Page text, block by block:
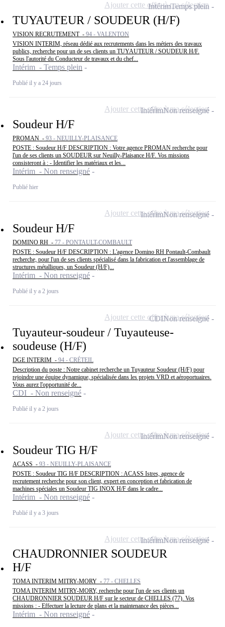
TUYAUTEUR / SOUDEUR (H/F)
VISION RECRUTEMENT - 94 - VALENTON
VISION INTERIM, réseau dédié aux recrutements dans les métiers des travaux
publics, recherche pour un de ses clients un TUYAUTEUR / SOUDEUR H/F.
Sous l'autorité du Conducteur de travaux et du chef...
Intérim - Temps plein
Publié il y a 24 jours
IntérimTemps plein
Ajouter cette offre à ma sélection
Soudeur H/F
PROMAN - 93 - NEUILLY-PLAISANCE
POSTE : Soudeur H/F DESCRIPTION : Votre agence PROMAN recherche pour
l'un de ses clients un SOUDEUR sur Neuilly-Plaisance H/F. Vos missions
consisteront à : - Identifier les matériaux et les...
Intérim - Non renseigné
Publié hier
IntérimNon renseigné
Ajouter cette offre à ma sélection
Soudeur H/F
DOMINO RH - 77 - PONTAULT-COMBAULT
POSTE : Soudeur H/F DESCRIPTION : L'agence Domino RH Pontault-Combault
recherche, pour l'un de ses clients spécialisé dans la fabrication et l'assemblage de
structures métalliques, un Soudeur (H/F)...
Intérim - Non renseigné
Publié il y a 2 jours
IntérimNon renseigné
Ajouter cette offre à ma sélection
Tuyauteur-soudeur / Tuyauteuse-
soudeuse (H/F)
DGE INTERIM - 94 - CRÉTEIL
Description du poste : Notre cabinet recherche un Tuyauteur Soudeur (H/F) pour
rejoindre une équipe dynamique, spécialisée dans les projets VRD et aéroportuaires.
Vous aurez l'opportunité de...
CDI - Non renseigné
Publié il y a 2 jours
CDINon renseigné
Ajouter cette offre à ma sélection
Soudeur TIG H/F
ACASS - 93 - NEUILLY-PLAISANCE
POSTE : Soudeur TIG H/F DESCRIPTION : ACASS Istres, agence de
recrutement recherche pour son client, expert en conception et fabrication de
machines spéciales un Soudeur TIG INOX H/F dans le cadre...
Intérim - Non renseigné
Publié il y a 3 jours
IntérimNon renseigné
Ajouter cette offre à ma sélection
CHAUDRONNIER SOUDEUR
H/F
TOMA INTERIM MITRY-MORY - 77 - CHELLES
TOMA INTERIM MITRY-MORY, recherche pour l'un de ses clients un
CHAUDRONNIER SOUDEUR H/F sur le secteur de CHELLES (77). Vos
missions : - Effectuer la lecture de plans et la maintenance des pièces...
Intérim - Non renseigné
IntérimNon renseigné
Ajouter cette offre à ma sélection